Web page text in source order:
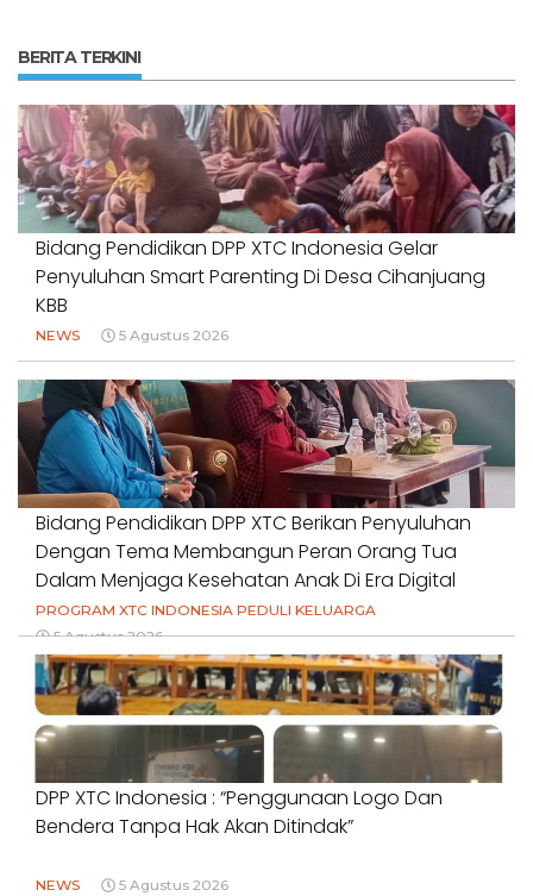
BERITA TERKINI
Bidang Pendidikan DPP XTC Indonesia Gelar
Penyuluhan Smart Parenting Di Desa Cihanjuang
KBB
NEWS 5 Agustus 2026
Bidang Pendidikan DPP XTC Berikan Penyuluhan
Dengan Tema Membangun Peran Orang Tua
Dalam Menjaga Kesehatan Anak Di Era Digital
PROGRAM XTC INDONESIA PEDULI KELUARGA
5 Agustus 2026
DPP XTC Indonesia : “Penggunaan Logo Dan
Bendera Tanpa Hak Akan Ditindak”
NEWS 5 Agustus 2026